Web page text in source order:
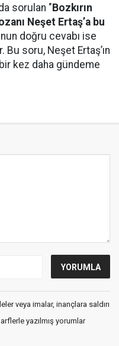
sorulan "Bozkırın
Neşet Ertaş’a bu
doğru cevabı ise
Bu soru, Neşet Ertaş’ın
kez daha gündeme
veya imalar, inançlara saldırı
yazılmış yorumlar